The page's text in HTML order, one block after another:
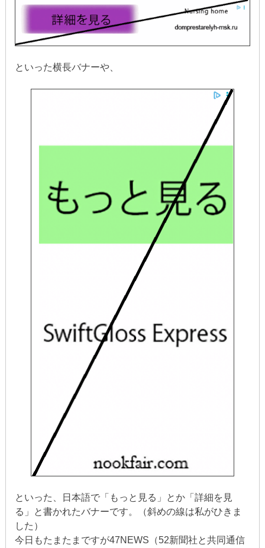
といった横長バナーや、
といった、日本語で「もっと見る」とか「詳細を見
る」と書かれたバナーです。（斜めの線は私がひきま
した）
今日もたまたまですが47NEWS（52新聞社と共同通信